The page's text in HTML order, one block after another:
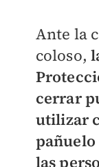
Ante la
coloso,
cerrar
utilizar
pañuelo
las